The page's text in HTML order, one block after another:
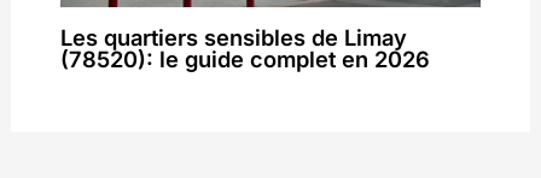
Les quartiers sensibles de Limay
(78520): le guide complet en 2026